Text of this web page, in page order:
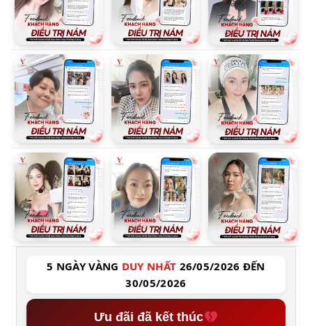
5 NGÀY VÀNG DUY NHẤT 26/05/2026 ĐẾN
30/05/2026
Ưu đãi đã kết thúc